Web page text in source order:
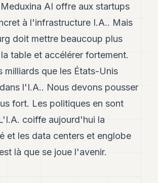
AI offre aux startups
à l'infrastructure I.A.. Mais
doit mettre beaucoup plus
table et accélérer fortement.
milliards que les États-Unis
l'I.A.. Nous devons pousser
fort. Les politiques en sont
coiffe aujourd'hui la
et les data centers et englobe
là que se joue l'avenir.